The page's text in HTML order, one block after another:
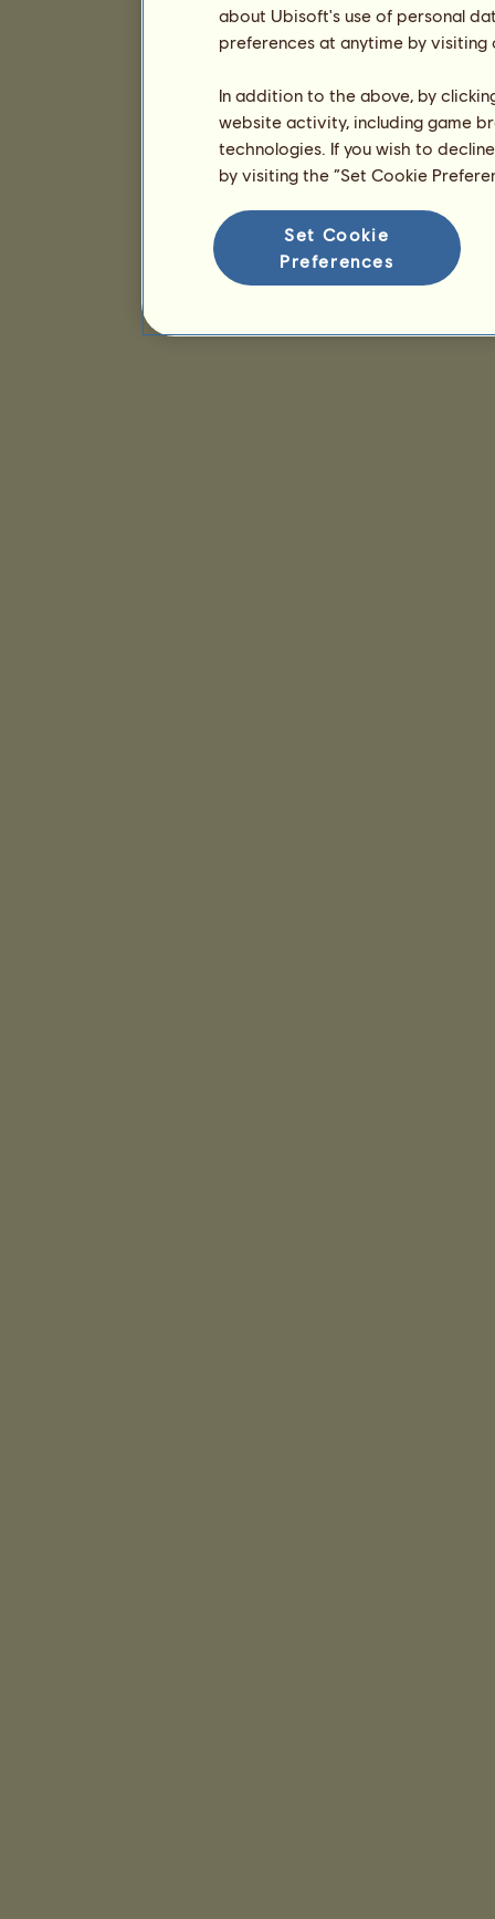
about Ubisoft's use of personal
preferences at anytime by
In addition to the above, by
website activity, including game
technologies. If you wish to
by visiting the “Set Cookie
Set Cookie
Preferences